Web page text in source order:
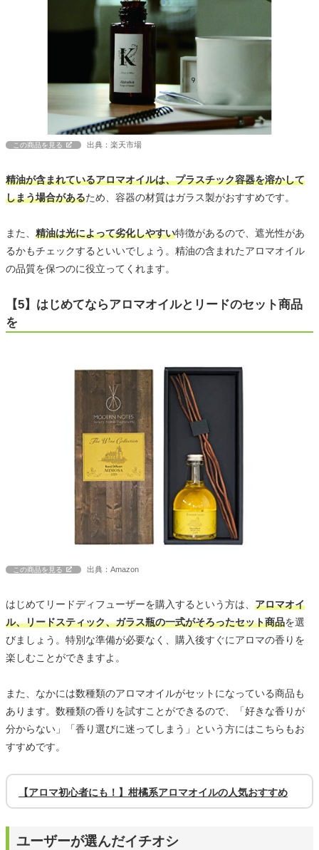
この商品を見る 出典：楽天市場
精油が含まれているアロマオイルは、プラスチック容器を溶かして
しまう場合があるため、容器の材質はガラス製がおすすめです。
また、 精油は光によって劣化しやすい特徴があるので、遮光性があ
るかもチェックするといいでしょう。精油の含まれたアロマオイル
の品質を保つのに役立ってくれます。
【5】はじめてならアロマオイルとリードのセット商品
を
この商品を見る 出典：Amazon
はじめてリードディフューザーを購入するという方は、 アロマオイ
ル、リードスティック、ガラス瓶の一式がそろったセット商品を選
びましょう。特別な準備が必要なく、購入後すぐにアロマの香りを
楽しむことができますよ。
また、なかには数種類のアロマオイルがセットになっている商品も
あります。数種類の香りを試すことができるので、「好きな香りが
分からない」「香り選びに迷ってしまう」という方にはこちらもお
すすめです。
【アロマ初心者にも！】柑橘系アロマオイルの人気おすすめ
ユーザーが選んだイチオシ